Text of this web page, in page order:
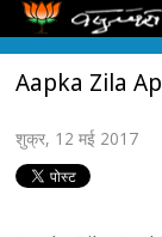
Aapka Zila
शुक्र, 12 मई 2017